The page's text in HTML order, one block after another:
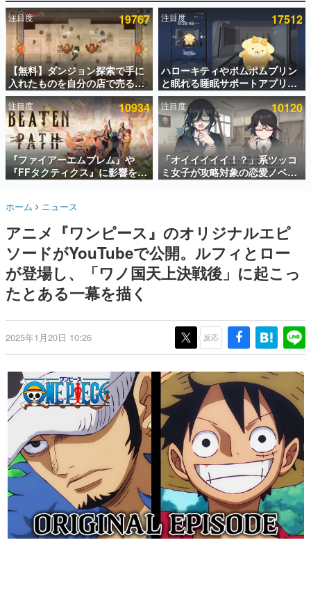
ど。多くの人々に読まれた、電ファミ渾身の“殿堂入り”記
事をまとめました。
ゲームの企画書
名作ゲームクリエイターの方々に製作時のエピソードをお
聞きし、ヒットする企画（ゲーム）とは何か？を探ってい
きます。
赫本
この物語を解いてはいけない。『赫本』は、〈試験問題〉
の形をした短編ホラー小説集です。
新世代に訊く
これからのデジタルゲーム市場を担う若きクリエイター達
の姿を追い、彼らのルーツと情熱を探っていきます。
ゲームに多大な影響を受けた作家さんに取材し、ゲームが
日本のコンテンツ産業やカルチャーに与えた影響を探る企
画です。
日本モバイルゲーム産業史
日本のモバイルゲーム史における主要なトピック・タイト
ルを網羅するほか、開発者へのインタビューや識者による
解説を掲載。約20年の歴史が一望できる決定版！
『うつヌケ』『ペンと箸』等で知られるマンガ家・田中圭
一先生によるゲーム業界レポートマンガです。
なんでゲームは面白い？
ゲーム開発者・hamatsu氏がゲームの魅力を画面や操作の
具体的な形から解き明かしていく、硬派で骨太な評論連載
です。
ゲームが変えた日本語
「経験値」「裏技」「ラスボス」… ゲームにまつわる言葉
の起源や用法の変遷を、コンピューター文化史研究家・タ
イニーP氏が徹底調査。
カテゴリ
特集記事
注目度 19767
【無料】ダンジョン探索で手に
入れたものを自分の店で売るゲ
ーム『Moonlighter』がSteam
にて無料配布中！続編
『Moonlighter 2』の9月2日正
式リリースを記念したキャンペ
ーン
注目度 17512
ハローキティやポムポムプリン
と眠れる睡眠サポートアプリ
『ゆめたび』が配信中。キャラ
ごとのASMRや目覚ましアラー
ムも搭載
注目度 10934
『ファイアーエムブレム』や
『FFタクティクス』に影響を受
けた新作戦略RPG『Beaten
PC（Steam）、PS5、Xbox、
注目度 10120
「オイイイイイ！？」系ツッコ
ミ女子が攻略対象の恋愛ノベル
ゲーム『美術部カノジョ』
や、萌え声不思議ちゃん女子と
青春を謳歌
ホーム ニュース
アニメ『ワンピース』のオリジナルエピ
ソードがYouTubeで公開。ルフィとロー
が登場し、「ワノ国天上決戦後」に起こっ
たとある一幕を描く
2025年1月20日 10:26 反応